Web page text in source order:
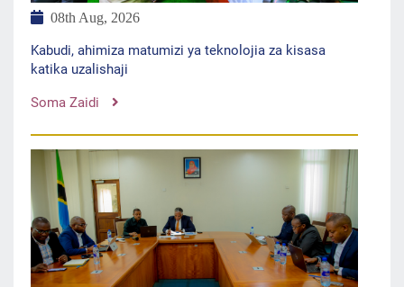
08th Aug, 2026
Kabudi, ahimiza matumizi ya teknolojia za kisasa
katika uzalishaji
Soma Zaidi